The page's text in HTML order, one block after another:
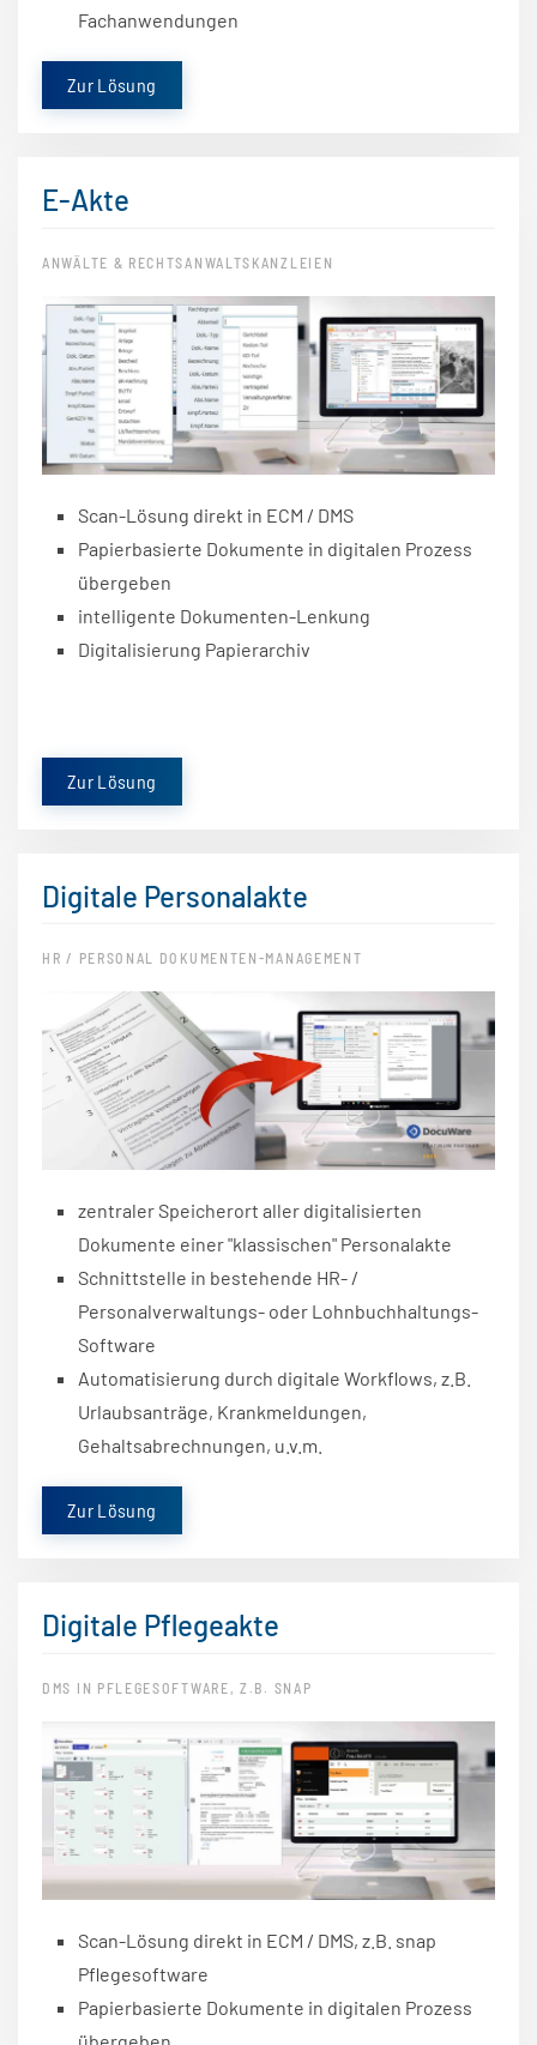
Fachanwendungen
Zur Lösung
E-Akte
ANWÄLTE & RECHTSANWALTSKANZLEIEN
Scan-Lösung direkt in ECM / DMS
Papierbasierte Dokumente in digitalen Prozess
übergeben
intelligente Dokumenten-Lenkung
Digitalisierung Papierarchiv
Zur Lösung
Digitale Personalakte
HR / PERSONAL DOKUMENTEN-MANAGEMENT
zentraler Speicherort aller digitalisierten
Dokumente einer"klassischen" Personalakte
Schnittstelle in bestehende HR- /
Personalverwaltungs- oder Lohnbuchhaltungs-
Software
Automatisierung durch digitale Workflows, z.B.
Urlaubsanträge, Krankmeldungen,
Gehaltsabrechnungen, u.v.m.
Zur Lösung
Digitale Pflegeakte
DMS IN PFLEGESOFTWARE, Z.B. SNAP
Scan-Lösung direkt in ECM / DMS, z.B. snap
Pflegesoftware
Papierbasierte Dokumente in digitalen Prozess